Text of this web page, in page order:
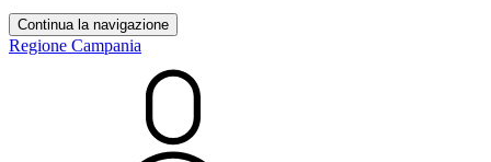
Continua la navigazione
Regione Campania